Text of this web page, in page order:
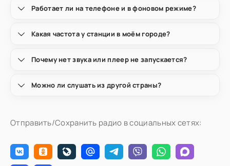
Работает ли на телефоне и в фоновом режиме?
Какая частота у станции в моём городе?
Почему нет звука или плеер не запускается?
Можно ли слушать из другой страны?
Отправить/Сохранить радио в социальных сетях: